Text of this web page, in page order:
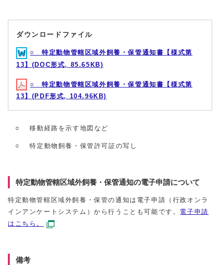
ダウンロードファイル
○ 特定動物管轄区域外飼養・保管通知書【様式第
13】(DOC形式, 85.65KB)
○ 特定動物管轄区域外飼養・保管通知書【様式第
13】(PDF形式, 104.96KB)
○ 移動経路を示す地図など
○ 特定動物飼養・保管許可証の写し
特定動物管轄区域外飼養・保管通知の電子申請について
特定動物管轄区域外飼養・保管の通知は電子申請（行政オンラ
インアンケートシステム）から行うことも可能です。 電子申請
はこちら。
備考